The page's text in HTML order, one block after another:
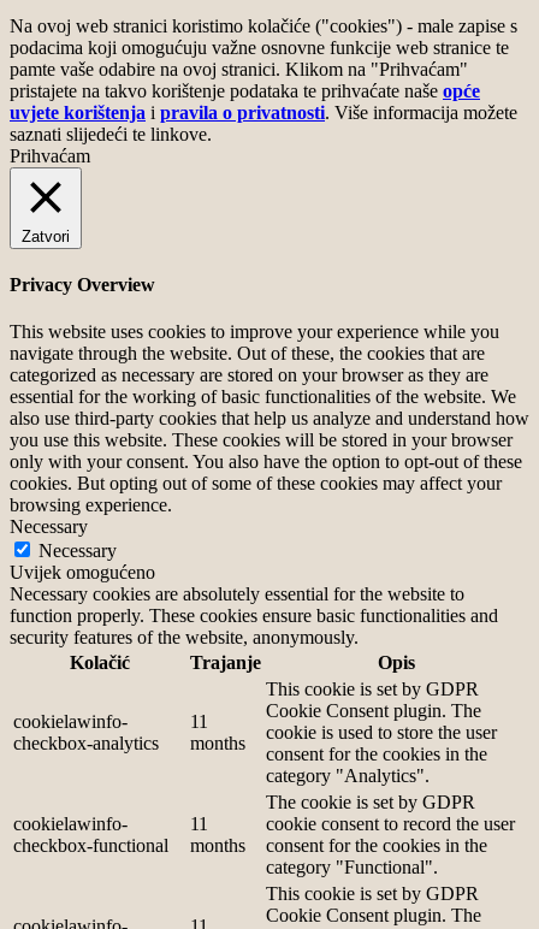
Na ovoj web stranici koristimo kolačiće ("cookies") - male zapise s
podacima koji omogućuju važne osnovne funkcije web stranice te
pamte vaše odabire na ovoj stranici. Klikom na "Prihvaćam"
pristajete na takvo korištenje podataka te prihvaćate naše opće
uvjete korištenja i pravila o privatnosti. Više informacija možete
saznati slijedeći te linkove.
Prihvaćam
Zatvori
Privacy Overview
This website uses cookies to improve your experience while you
navigate through the website. Out of these, the cookies that are
categorized as necessary are stored on your browser as they are
essential for the working of basic functionalities of the website. We
also use third-party cookies that help us analyze and understand how
you use this website. These cookies will be stored in your browser
only with your consent. You also have the option to opt-out of these
cookies. But opting out of some of these cookies may affect your
browsing experience.
Necessary
Necessary
Uvijek omogućeno
Necessary cookies are absolutely essential for the website to
function properly. These cookies ensure basic functionalities and
security features of the website, anonymously.
Kolačić
Trajanje Opis
cookielawinfo-
checkbox-analytics
11
months
This cookie is set by GDPR
Cookie Consent plugin. The
cookie is used to store the user
consent for the cookies in the
category "Analytics".
cookielawinfo-
checkbox-functional
11
months
The cookie is set by GDPR
cookie consent to record the user
consent for the cookies in the
category "Functional".
This cookie is set by GDPR
Cookie Consent plugin. The